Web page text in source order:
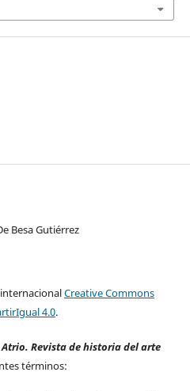
Besa Gutiérrez
Creative Commons
4.0.
Atrio. Revista de historia del arte
términos: